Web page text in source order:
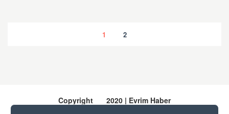
1 2
Copyright 2020 | Evrim Haber